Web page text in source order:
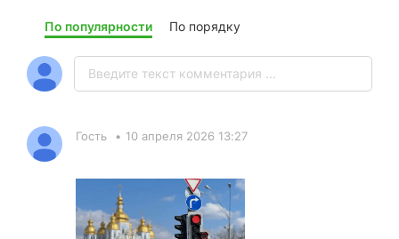
По популярности По порядку
Гость • 10 апреля 2026 13:27